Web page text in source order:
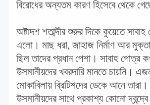
বিরোধের অন্যতম কারণ হিসেবে থেকে
অষ্টাদশ শতাব্দীর শুরুর দিকে কুয়েতে
এলো। মাছ ধরা, জাহাজ নির্মাণ আর
ছিল তাদের প্রধান পেশা। সাবাহ গোত্র
উসমানীয়দের খবরদারি মানতে চায়নি।
মোকাবিলায় ব্রিটিশদের ডেকে আনে
উসমানীয়দের সাথে প্রকাশ্য কোনো